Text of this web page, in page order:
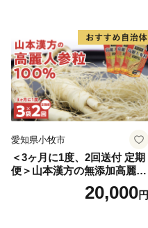
愛知県小牧市
＜3ヶ月に1度、2回送付 定期
便＞山本漢方の無添加高麗人
20,000円